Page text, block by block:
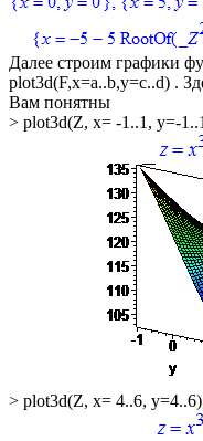
Далее строим графики
plot3d(F,x=a..b,y=c..d) .
Вам понятны
> plot3d(Z, x= -1..1, y=-
> plot3d(Z, x= 4..6,